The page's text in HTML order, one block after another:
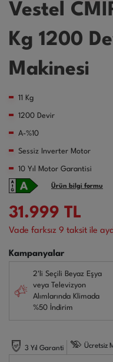
Vestel
Kg 1200
Makinesi
11 Kg
1200 Devir
A-%10
Sessiz Inverter Motor
10 Yıl Motor Garantisi
Ürün bilgi formu
31.999 TL
Vade farksız 9 taksit ile
Kampanyalar
2'li Seçili Beyaz Eşya
veya Televizyon
Alımlarında Klimada
%50 İndirim
3 Yıl Garanti Ücretsiz